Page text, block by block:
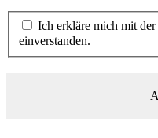
Ich erkläre mich mit der
einverstanden.